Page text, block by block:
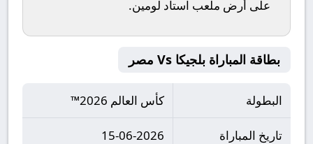
على أرض ملعب استاد لومين.
بطاقة المباراة بلجيكا Vs مصر
البطولة كأس العالم 2026™
تاريخ المباراة 15-06-2026